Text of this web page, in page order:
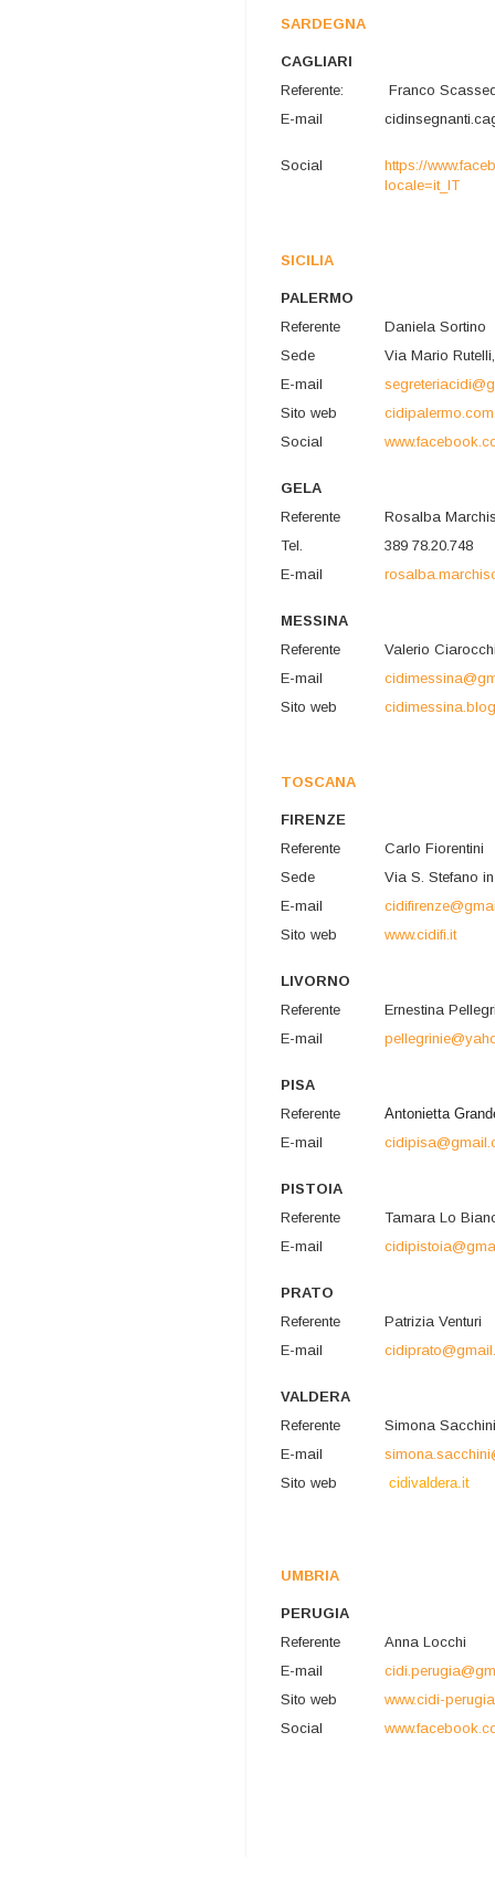
SARDEGNA
CAGLIARI
Referente:
Franco
E-mail
Social
https://
locale=it_IT
SICILIA
PALERMO
Referente
Daniela Sortino
Sede
Via Mario
E-mail
Sito web
cidipalermo.com
Social
GELA
Referente
Rosalba
Tel.
389 78.20.748
E-mail
MESSINA
Referente
Valerio
E-mail
Sito web
TOSCANA
FIRENZE
Referente
Carlo Fiorentini
Sede
Via S. Stefano
E-mail
Sito web
www.cidifi.it
LIVORNO
Referente
Ernestina
E-mail
PISA
Referente
Antonietta
E-mail
PISTOIA
Referente
Tamara Lo
E-mail
PRATO
Referente
Patrizia Venturi
E-mail
VALDERA
Referente
Simona Sacchini
E-mail
Sito web
cidivaldera.it
UMBRIA
PERUGIA
Referente
Anna Locchi
E-mail
Sito web
www.cidi-
Social